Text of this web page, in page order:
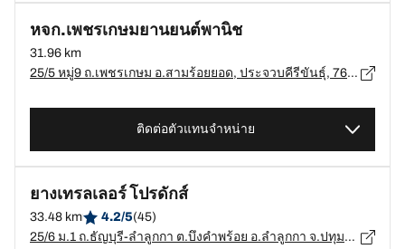
หจก.เพชรเกษมยานยนต์พานิช
31.96 km
25/5 หมู่9 ถ.เพชรเกษม อ.สามร้อยยอด, ประจวบคีรีขันธ์ุ, 76150, อ.สามร้อยยอด, ประจวบคีรีขันธ์ุ - 76150
ติดต่อตัวแทนจำหน่าย
ยางเทรลเลอร์ โปรดักส์
33.48 km 4.2/5(45)
25/6 ม.1 ถ.ธัญบุรี-ลำลูกกา ต.บึงคำพร้อย อ.ลำลูกกา จ.ปทุมธานี, ปทุมธานี - 12150